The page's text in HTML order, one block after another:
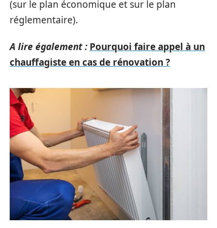
(sur le plan économique et sur le plan
réglementaire).
A lire également : Pourquoi faire appel à un
chauffagiste en cas de rénovation ?